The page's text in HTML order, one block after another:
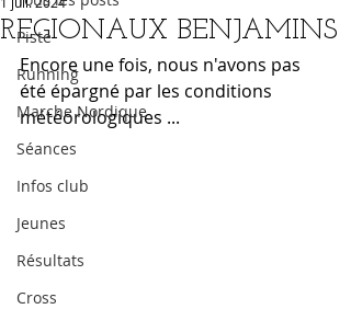
Piste
Running
Marche Nordique
Séances
Infos club
Jeunes
Résultats
Cross
REGIONAUX BENJAMINS
Encore une fois, nous n'avons pas
été épargné par les conditions
météorologiques ...